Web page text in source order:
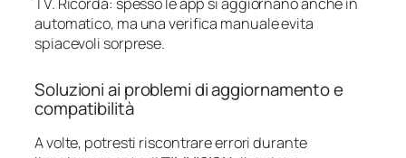
automatico, ma una verifica manuale evita
spiacevoli sorprese.
Soluzioni ai problemi di aggiornamento e
compatibilità
A volte, potresti riscontrare errori durante